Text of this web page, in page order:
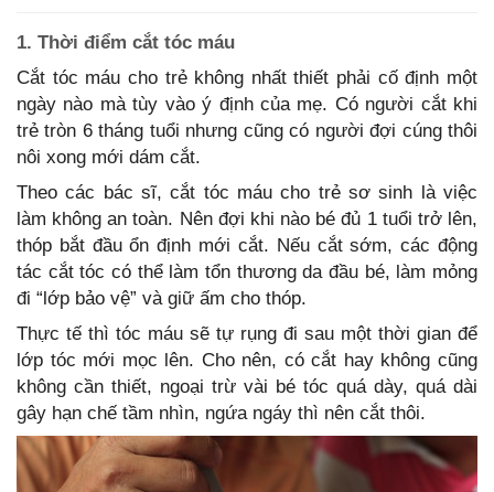
1. Thời điểm cắt tóc máu
Cắt tóc máu cho trẻ không nhất thiết phải cố định một
ngày nào mà tùy vào ý định của mẹ. Có người cắt khi
trẻ tròn 6 tháng tuổi nhưng cũng có người đợi cúng thôi
nôi xong mới dám cắt.
Theo các bác sĩ, cắt tóc máu cho trẻ sơ sinh là việc
làm không an toàn. Nên đợi khi nào bé đủ 1 tuổi trở lên,
thóp bắt đầu ổn định mới cắt. Nếu cắt sớm, các động
tác cắt tóc có thể làm tổn thương da đầu bé, làm mỏng
đi “lớp bảo vệ” và giữ ấm cho thóp.
Thực tế thì tóc máu sẽ tự rụng đi sau một thời gian để
lớp tóc mới mọc lên. Cho nên, có cắt hay không cũng
không cần thiết, ngoại trừ vài bé tóc quá dày, quá dài
gây hạn chế tầm nhìn, ngứa ngáy thì nên cắt thôi.